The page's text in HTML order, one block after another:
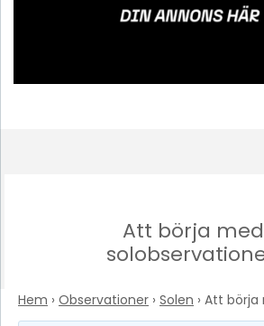
Att börja med
Hem › Observationer › Solen › Att börja